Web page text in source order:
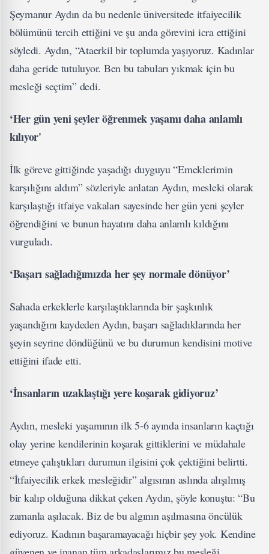
Şeymanur Aydın da bu nedenle üniversitede itfaiyecilik
bölümünü tercih ettiğini ve şu anda görevini icra ettiğini
söyledi. Aydın, “Ataerkil bir toplumda yaşıyoruz. Kadınlar
daha geride tutuluyor. Ben bu tabuları yıkmak için bu
mesleği seçtim” dedi.
‘Her gün yeni şeyler öğrenmek yaşamı daha anlamlı
kılıyor'
İlk göreve gittiğinde yaşadığı duyguyu “Emeklerimin
karşılığını aldım” sözleriyle anlatan Aydın, mesleki olarak
karşılaştığı itfaiye vakaları sayesinde her gün yeni şeyler
öğrendiğini ve bunun hayatını daha anlamlı kıldığını
vurguladı.
‘Başarı sağladığımızda her şey normale dönüyor’
Sahada erkeklerle karşılaştıklarında bir şaşkınlık
yaşandığını kaydeden Aydın, başarı sağladıklarında her
şeyin seyrine döndüğünü ve bu durumun kendisini motive
ettiğini ifade etti.
‘İnsanların uzaklaştığı yere koşarak gidiyoruz’
Aydın, mesleki yaşamının ilk 5-6 ayında insanların kaçtığı
olay yerine kendilerinin koşarak gittiklerini ve müdahale
etmeye çalıştıkları durumun ilgisini çok çektiğini belirtti.
“İtfaiyecilik erkek mesleğidir” algısının aslında alışılmış
bir kalıp olduğuna dikkat çeken Aydın, şöyle konuştu: “Bu
zamanla aşılacak. Biz de bu algının aşılmasına öncülük
ediyoruz. Kadının başaramayacağı hiçbir şey yok. Kendine